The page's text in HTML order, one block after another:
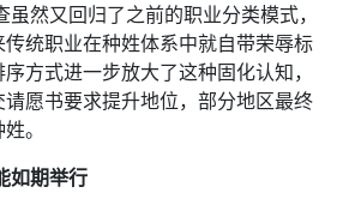
然又回归了之前的职业分类模式，
统职业在种姓体系中就自带荣辱标
方式进一步放大了这种固化认知，
愿书要求提升地位，部分地区最终
。
如期举行